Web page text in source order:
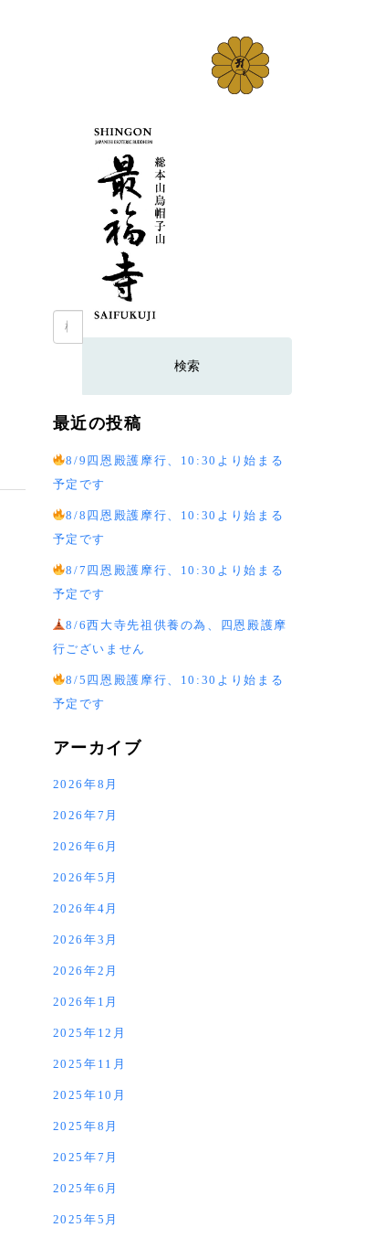
検
索:
最近の投稿
8/9四恩殿護摩行、10:30より始まる
予定です
8/8四恩殿護摩行、10:30より始まる
予定です
8/7四恩殿護摩行、10:30より始まる
予定です
8/6西大寺先祖供養の為、四恩殿護摩
行ございません
8/5四恩殿護摩行、10:30より始まる
予定です
アーカイブ
2026年8月
2026年7月
2026年6月
2026年5月
2026年4月
2026年3月
2026年2月
2026年1月
2025年12月
2025年11月
2025年10月
2025年8月
2025年7月
2025年6月
2025年5月